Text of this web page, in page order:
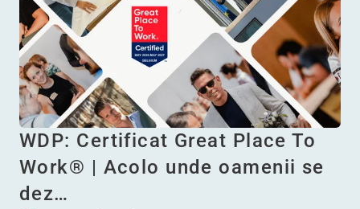
WDP: Certificat Great Place To
Work® | Acolo unde oamenii se
dez…